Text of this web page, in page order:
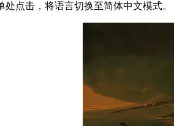
点击，将语言切换至简体中文模式。